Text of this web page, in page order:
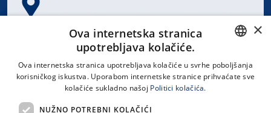
Spinčićeva 1, 21000 Split
CROATIAN
×
Ova internetska stranica
upotrebljava kolačiće.
Ova internetska stranica upotrebljava kolačiće u svrhe poboljšanja
korisničkog iskustva. Uporabom internetske stranice prihvaćate sve
kolačiće sukladno našoj Politici kolačića.
NUŽNO POTREBNI KOLAČIĆI